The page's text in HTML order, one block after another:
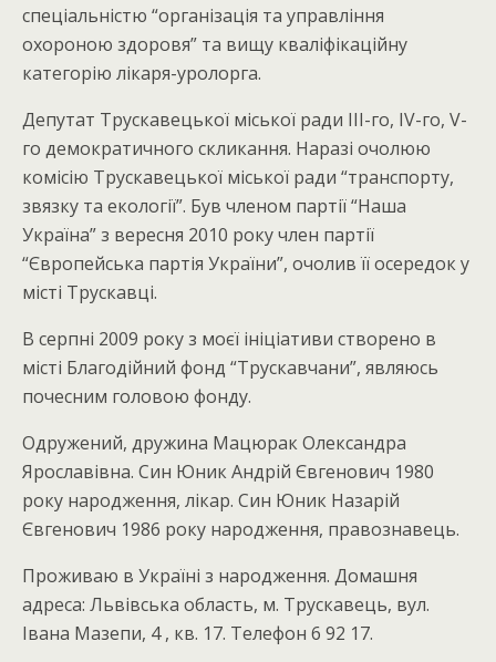
спеціальністю “організація та управління
охороною здоровя” та вищу кваліфікаційну
категорію лікаря-уролорга.
Депутат Трускавецької міської ради ІІІ-го, ІV-го, V-
го демократичного скликання. Наразі очолюю
комісію Трускавецької міської ради “транспорту,
звязку та екології”. Був членом партії “Наша
Україна” з вересня 2010 року член партії
“Європейська партія України”, очолив її осередок у
місті Трускавці.
В серпні 2009 року з моєї ініціативи створено в
місті Благодійний фонд “Трускавчани”, являюсь
почесним головою фонду.
Одружений, дружина Мацюрак Олександра
Ярославівна. Син Юник Андрій Євгенович 1980
року народження, лікар. Син Юник Назарій
Євгенович 1986 року народження, правознавець.
Проживаю в Україні з народження. Домашня
адреса: Львівська область, м. Трускавець, вул.
Івана Мазепи, 4 , кв. 17. Телефон 6 92 17.